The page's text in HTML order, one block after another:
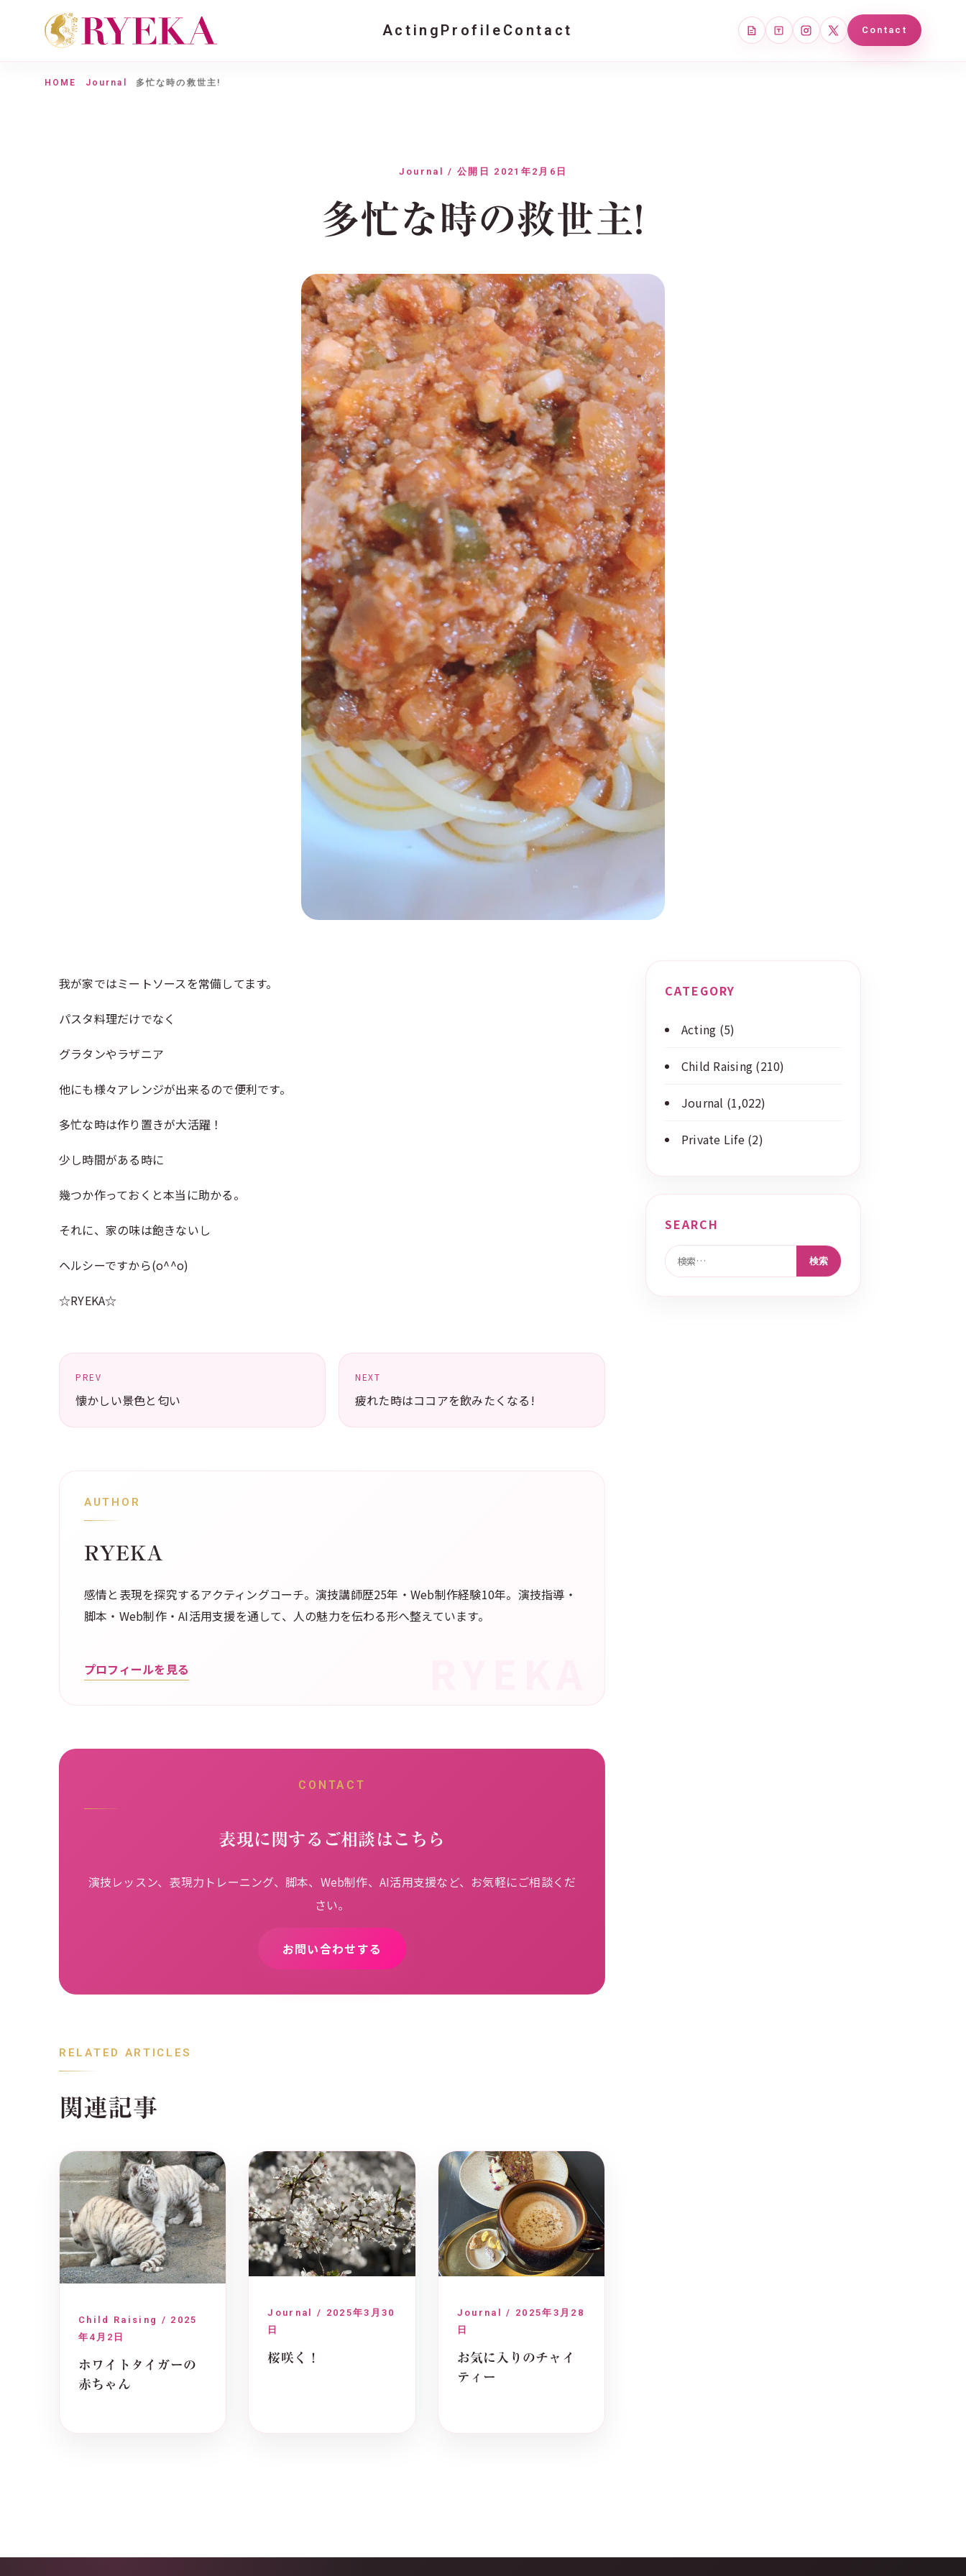
Acting Profile Contact note Tales Instagram
X Contact
HOME Journal 多忙な時の救世主!
Journal / 公開日 2021年2月6日
多忙な時の救世主!
我が家ではミートソースを常備してます。
パスタ料理だけでなく
グラタンやラザニア
他にも様々アレンジが出来るので便利です。
多忙な時は作り置きが大活躍！
少し時間がある時に
幾つか作っておくと本当に助かる。
それに、家の味は飽きないし
ヘルシーですから(o^^o)
☆RYEKA☆
PREV
懐かしい景色と匂い
NEXT
疲れた時はココアを飲みたくなる!
AUTHOR
RYEKA
感情と表現を探究するアクティングコーチ。演技講師歴25年・Web制作経験10年。演技指導・
脚本・Web制作・AI活用支援を通して、人の魅力を伝わる形へ整えています。
プロフィールを見る
CONTACT
表現に関するご相談はこちら
演技レッスン、表現力トレーニング、脚本、Web制作、AI活用支援など、お気軽にご相談くだ
さい。
お問い合わせする
RELATED ARTICLES
関連記事
Child Raising / 2025
年4月2日
ホワイトタイガーの
赤ちゃん
Journal / 2025年3月30
日
桜咲く！
Journal / 2025年3月28
日
お気に入りのチャイ
ティー
CATEGORY
Acting (5)
Child Raising (210)
Journal (1,022)
Private Life(2)
SEARCH
検索: